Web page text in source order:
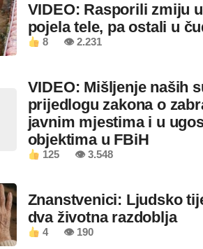
VIDEO: Rasporili zmiju
pojela tele, pa ostali u
8 👁 2.231
VIDEO: Mišljenje naših
prijedlogu zakona o
javnim mjestima i u
objektima u FBiH
125 👁 3.548
Znanstvenici: Ljudsko
dva životna razdoblja
4 👁 190